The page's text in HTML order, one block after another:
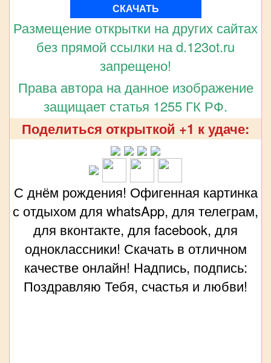
СКАЧАТЬ
Размещение открытки на других сайтах
без прямой ссылки на d.123ot.ru
запрещено!
Права автора на данное изображение
защищает статья 1255 ГК РФ.
Поделиться открыткой +1 к удаче:
С днём рождения! Офигенная картинка
с отдыхом для whatsApp, для телеграм,
для вконтакте, для facebook, для
одноклассники! Скачать в отличном
качестве онлайн! Надпись, подпись:
Поздравляю Тебя, счастья и любви!